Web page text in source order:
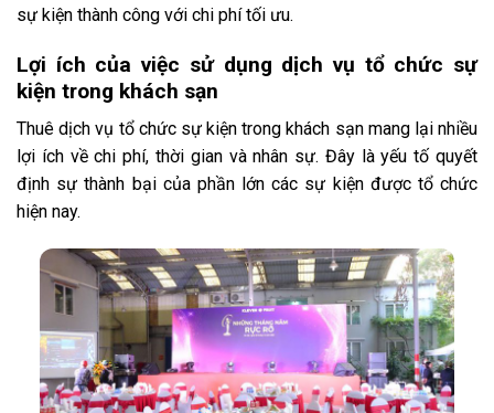
sự kiện thành công với chi phí tối ưu.
Lợi ích của việc sử dụng dịch vụ tổ chức sự
kiện trong khách sạn
Thuê dịch vụ tổ chức sự kiện trong khách sạn mang lại nhiều
lợi ích về chi phí, thời gian và nhân sự. Đây là yếu tố quyết
định sự thành bại của phần lớn các sự kiện được tổ chức
hiện nay.